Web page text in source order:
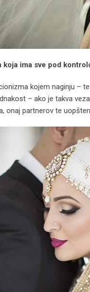
koja ima sve pod
kojem naginju –
– ako je takva
onaj partnerov te